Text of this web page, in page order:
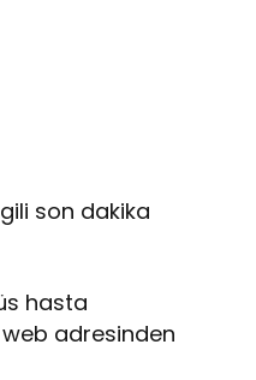
son dakika
hasta
web adresinden